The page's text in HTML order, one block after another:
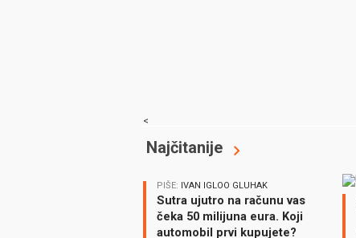
<
Najčitanije
PIŠE: IVAN IGLOO GLUHAK
Sutra ujutro na računu vas
čeka 50 milijuna eura. Koji
automobil prvi kupujete?